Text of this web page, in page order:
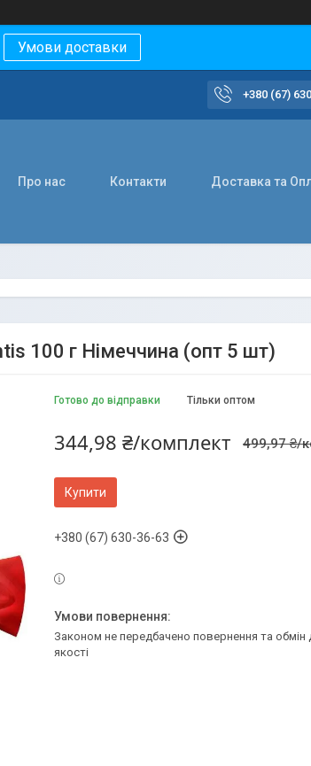
Умови доставки
+380 (67)
Про нас Контакти Доставка та
100 г Німеччина (опт 5 шт)
Готово до відправки Тільки оптом
499,97 ₴/
344,98 ₴/комплект
Купити
+380 (67) 630-36-63
Законом не передбачено повернення та обмін даного товару належної
якості